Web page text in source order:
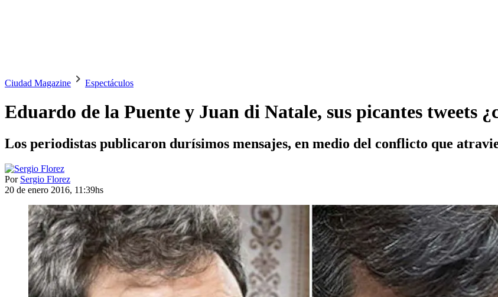
Ciudad Magazine Espectáculos
Eduardo de la Puente y Juan di Natale, sus picantes tweets
Los periodistas publicaron durísimos mensajes, en medio del conflicto que
Por Sergio Florez
20 de enero 2016, 11:39hs